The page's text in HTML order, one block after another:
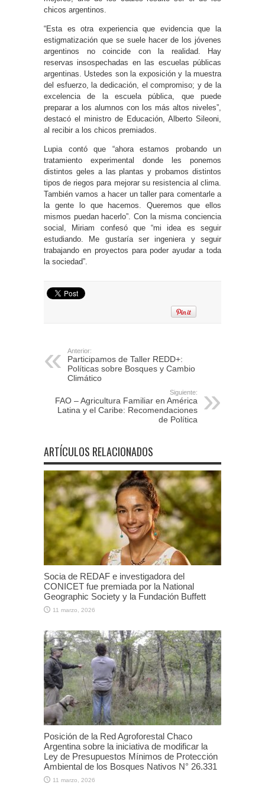
chicos argentinos.
“Esta es otra experiencia que evidencia que la
estigmatización que se suele hacer de los jóvenes
argentinos no coincide con la realidad. Hay
reservas insospechadas en las escuelas públicas
argentinas. Ustedes son la exposición y la muestra
del esfuerzo, la dedicación, el compromiso; y de la
excelencia de la escuela pública, que puede
preparar a los alumnos con los más altos niveles”,
destacó el ministro de Educación, Alberto Sileoni,
al recibir a los chicos premiados.
Lupia contó que “ahora estamos probando un
tratamiento experimental donde les ponemos
distintos geles a las plantas y probamos distintos
tipos de riegos para mejorar su resistencia al clima.
También vamos a hacer un taller para comentarle a
la gente lo que hacemos. Queremos que ellos
mismos puedan hacerlo”. Con la misma conciencia
social, Miriam confesó que “mi idea es seguir
estudiando. Me gustaría ser ingeniera y seguir
trabajando en proyectos para poder ayudar a toda
la sociedad”.
Anterior:
Participamos de Taller REDD+:
Políticas sobre Bosques y Cambio
Climático
Siguiente:
FAO – Agricultura Familiar en América
Latina y el Caribe: Recomendaciones
de Política
ARTÍCULOS RELACIONADOS
Socia de REDAF e investigadora del
CONICET fue premiada por la National
Geographic Society y la Fundación Buffett
11 marzo, 2026
Posición de la Red Agroforestal Chaco
Argentina sobre la iniciativa de modificar la
Ley de Presupuestos Mínimos de Protección
Ambiental de los Bosques Nativos N° 26.331
11 marzo, 2026